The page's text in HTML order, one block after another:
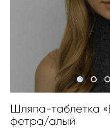
Шляпа-таблетка
фетра/алый